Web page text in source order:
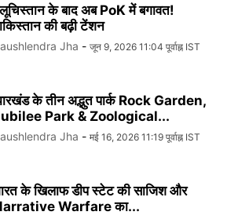
के बाद अब PoK में बगावत!
की बढ़ी टेंशन
Jha - जून 9, 2026 11:04 पूर्वाह्न IST
के तीन अद्भुत पार्क Rock Garden,
Park & Zoological...
Jha - मई 16, 2026 11:19 पूर्वाह्न IST
के खिलाफ डीप स्टेट की साजिश और
Warfare का...